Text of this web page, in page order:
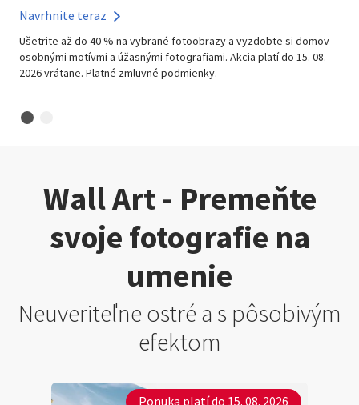
Navrhnite teraz
Ušetrite až do 40 % na vybrané fotoobrazy a vyzdobte si domov
osobnými motívmi a úžasnými fotografiami. Akcia platí do 15. 08.
2026 vrátane. Platné zmluvné podmienky.
Wall Art - Premeňte
svoje fotografie na
umenie
Neuveriteľne ostré a s pôsobivým
efektom